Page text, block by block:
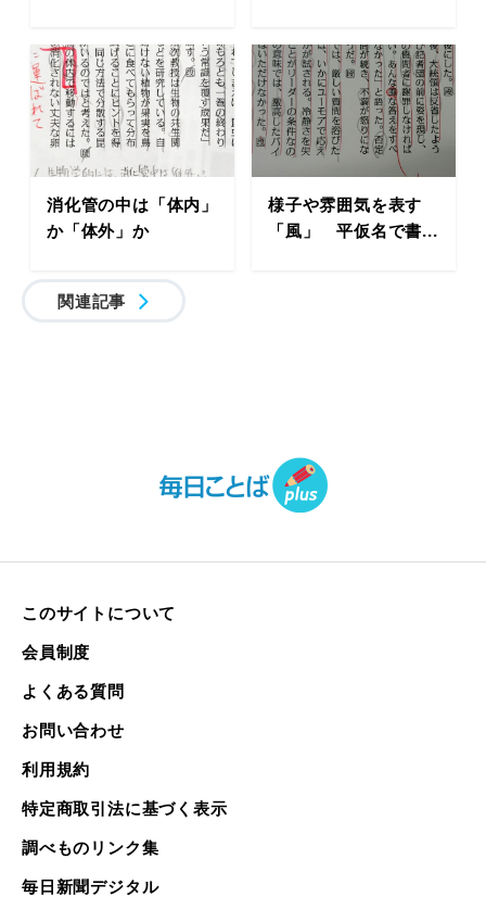
消化管の中は「体内」
か「体外」か
様子や雰囲気を表す
「風」 平仮名で書...
関連記事
このサイトについて
会員制度
よくある質問
お問い合わせ
利用規約
特定商取引法に基づく表示
調べものリンク集
毎日新聞デジタル